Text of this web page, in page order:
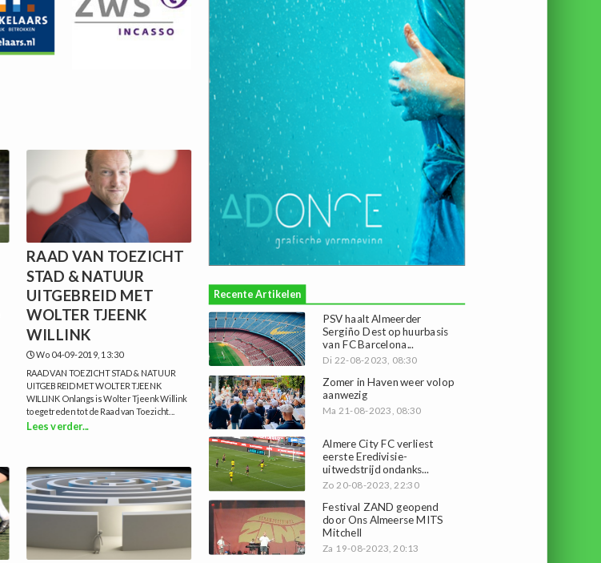
RAAD VAN TOEZICHT
STAD & NATUUR
UITGEBREID MET
WOLTER TJEENK
WILLINK
Wo 04-09-2019, 13:30
RAAD VAN TOEZICHT STAD & NATUUR
UITGEBREID MET WOLTER TJEENK
WILLINK Onlangs is Wolter Tjeenk Willink
toegetreden tot de Raad van Toezicht...
Lees verder...
Recente Artikelen
PSV haalt Almeerder
Sergiño Dest op huurbasis
van FC Barcelona...
Di 22-08-2023, 08:30
Zomer in Haven weer volop
aanwezig
Ma 21-08-2023, 08:30
Almere City FC verliest
eerste Eredivisie-
uitwedstrijd ondanks...
Zo 20-08-2023, 22:30
Festival ZAND geopend
door Ons Almeerse MITS
Mitchell
Za 19-08-2023, 20:13